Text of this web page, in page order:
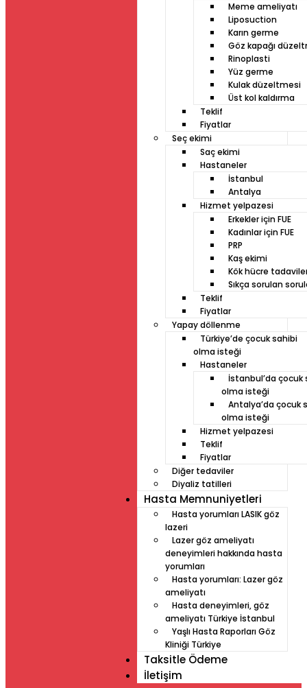
Meme ameliyatı
Liposuction
Karın germe
Göz kapağı
Rinoplasti
Yüz germe
Kulak düzeltmesi
Üst kol kaldırma
Teklif
Fiyatlar
Seç ekimi
Saç ekimi
Hastaneler
İstanbul
Antalya
Hizmet yelpazesi
Erkekler için FUE
Kadınlar için FUE
PRP
Kaş ekimi
Kök hücre
Sıkça sorulan
Teklif
Fiyatlar
Yapay döllenme
Türkiye’de çocuk sahibi
olma isteği
Hastaneler
İstanbul’da çocuk
olma isteği
Antalya’da çocuk
olma isteği
Hizmet yelpazesi
Teklif
Fiyatlar
Diğer tedaviler
Diyaliz tatilleri
Hasta Memnuniyetleri
Hasta yorumları LASIK göz
lazeri
Lazer göz ameliyatı
deneyimleri hakkında hasta
yorumları
Hasta yorumları: Lazer göz
ameliyatı
Hasta deneyimleri, göz
ameliyatı Türkiye İstanbul
Yaşlı Hasta Raporları Göz
Kliniği Türkiye
Taksitle Ödeme
İletişim